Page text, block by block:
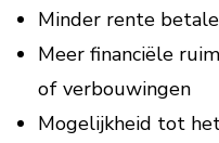
Minder rente
Meer financiële
of verbouwingen
Mogelijkheid tot